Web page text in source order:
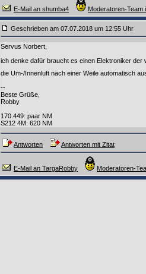
E-Mail an shumba4 Moderatoren-Team
Geschrieben am 07.07.2018 um 12:55 Uhr
Servus Norbert,
ich denke dafür braucht es einen Elektroniker
die Um-/Innenluft nach einer Weile automatisch
--
Beste Grüße,
Robby
170.449: paar NM
S212 4M: 620 NM
Antworten Antworten mit Zitat
E-Mail an TargaRobby Moderatoren-